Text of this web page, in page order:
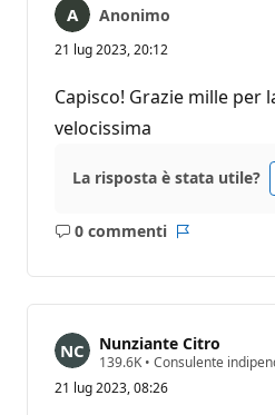
Anonimo
21 lug 2023, 20:12
Capisco! Grazie mille per
velocissima
La risposta è stata utile?
0 commenti
Nessun
Nunziante Citro
139.6K P
n
• Consulente
21 lug 2023, 08:26